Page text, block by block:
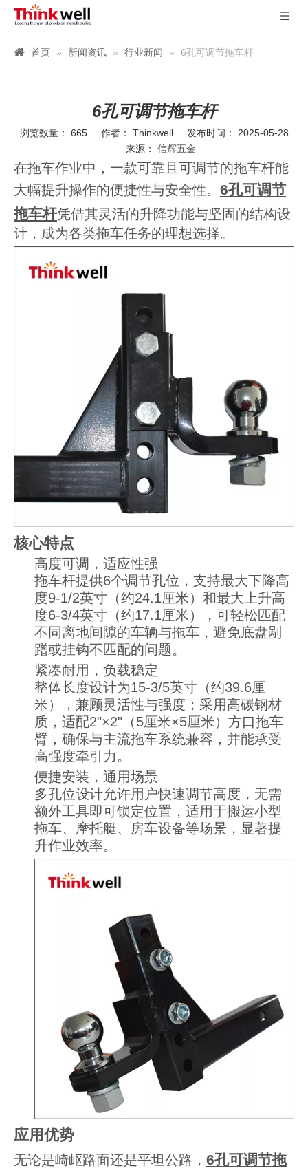
首页 » 新闻资讯 » 行业新闻 » 6孔可调节拖车杆
6孔可调节拖车杆
浏览数量： 665作者： Thinkwell 发布时间： 2025-05-28
来源： 信辉五金
在拖车作业中，一款可靠且可调节的拖车杆能
大幅提升操作的便捷性与安全性。 6孔可调节
拖车杆凭借其灵活的升降功能与坚固的结构设
计，成为各类拖车任务的理想选择。
核心特点
高度可调，适应性强
拖车杆提供6个调节孔位，支持最大下降高
度9-1/2英寸（约24.1厘米）和最大上升高
度6-3/4英寸（约17.1厘米），可轻松匹配
不同离地间隙的车辆与拖车，避免底盘剐
蹭或挂钩不匹配的问题。
紧凑耐用，负载稳定
整体长度设计为15-3/5英寸（约39.6厘
米），兼顾灵活性与强度；采用高碳钢材
质，适配2"×2"（5厘米×5厘米）方口拖车
臂，确保与主流拖车系统兼容，并能承受
高强度牵引力。
便捷安装，通用场景
多孔位设计允许用户快速调节高度，无需
额外工具即可锁定位置，适用于搬运小型
拖车、摩托艇、房车设备等场景，显著提
升作业效率。
应用优势
无论是崎岖路面还是平坦公路， 6孔可调节拖